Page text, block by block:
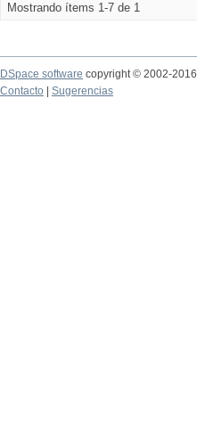
Mostrando ítems 1-7 de 1
DSpace software copyright © 2002-2016
Contacto
Sugerencias